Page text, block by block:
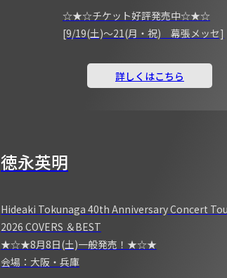
☆★☆チケット好評発売中☆★☆
[9/19(土)～21(月・祝) 幕張メッセ]
詳しくはこちら
徳永英明
Hideaki Tokunaga 40th Anniversary Concert
2026 COVERS ＆BEST
★☆★8月8日(土)一般発売！★☆★
会場：大阪・兵庫